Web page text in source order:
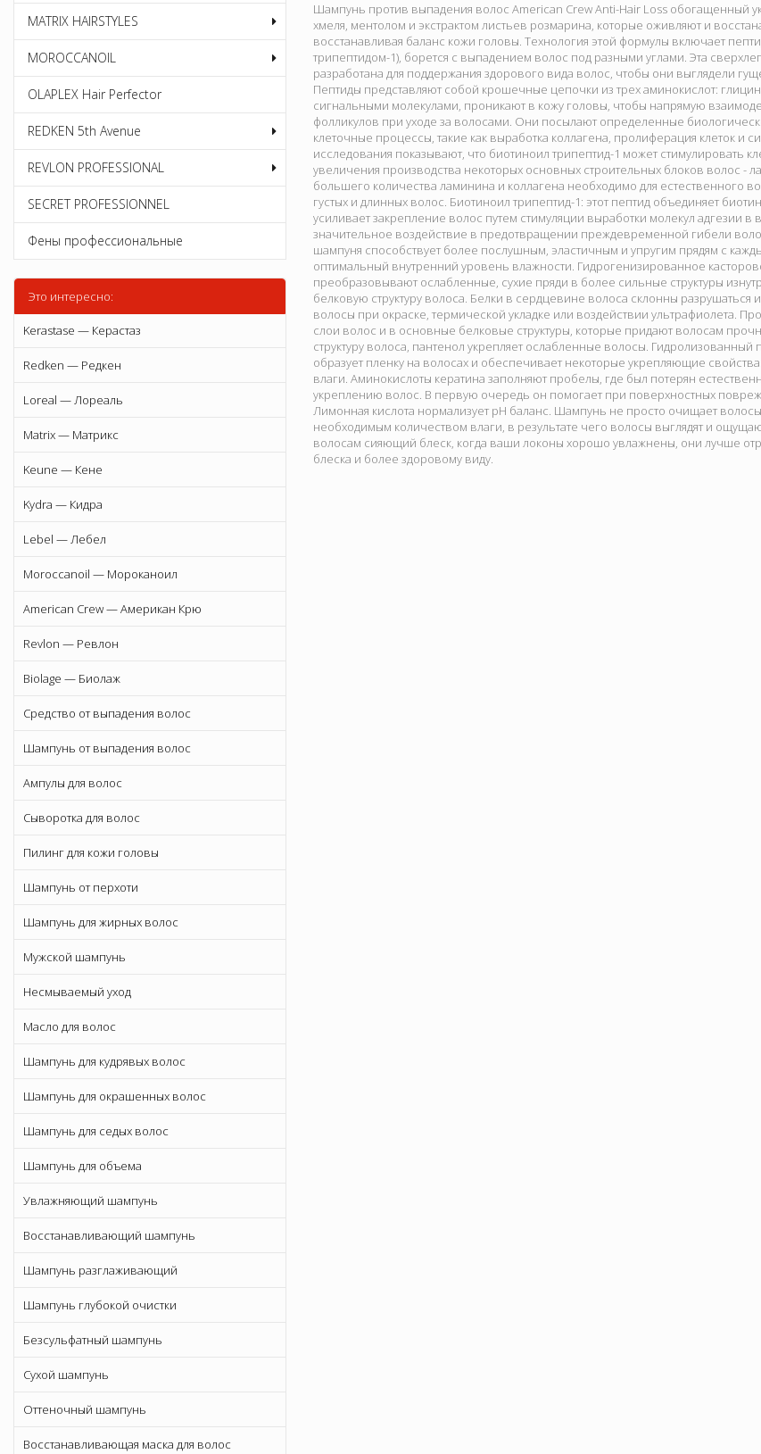
MATRIX HAIRSTYLES
MOROCCANOIL
OLAPLEX Hair Perfector
REDKEN 5th Avenue
REVLON PROFESSIONAL
SECRET PROFESSIONNEL
Фены профессиональные
Это интересно:
Kerastase — Керастаз
Redken — Редкен
Loreal — Лореаль
Matrix — Матрикс
Keune — Кене
Kydra — Кидра
Lebel — Лебел
Moroccanoil — Мороканоил
American Crew — Американ Крю
Revlon — Ревлон
Biolage — Биолаж
Средство от выпадения волос
Шампунь от выпадения волос
Ампулы для волос
Сыворотка для волос
Пилинг для кожи головы
Шампунь от перхоти
Шампунь для жирных волос
Мужской шампунь
Несмываемый уход
Масло для волос
Шампунь для кудрявых волос
Шампунь для окрашенных волос
Шампунь для седых волос
Шампунь для объема
Увлажняющий шампунь
Восстанавливающий шампунь
Шампунь разглаживающий
Шампунь глубокой очистки
Безсульфатный шампунь
Сухой шампунь
Оттеночный шампунь
Восстанавливающая маска для волос
Шампунь против выпадения волос American Crew Anti-Hair Loss обогащенный
хмеля, ментолом и экстрактом листьев розмарина, которые оживляют и
восстанавливая баланс кожи головы. Технология этой формулы включает
трипептидом-1), борется с выпадением волос под разными углами. Эта
разработана для поддержания здорового вида волос, чтобы они выглядели
Пептиды представляют собой крошечные цепочки из трех аминокислот:
сигнальными молекулами, проникают в кожу головы, чтобы напрямую
фолликулов при уходе за волосами. Они посылают определенные
клеточные процессы, такие как выработка коллагена, пролиферация клеток и
исследования показывают, что биотиноил трипептид-1 может стимулировать
увеличения производства некоторых основных строительных блоков волос -
большего количества ламинина и коллагена необходимо для естественного
густых и длинных волос. Биотиноил трипептид-1: этот пептид объединяет
усиливает закрепление волос путем стимуляции выработки молекул адгезии
значительное воздействие в предотвращении преждевременной гибели
шампуня способствует более послушным, эластичным и упругим прядям с
оптимальный внутренний уровень влажности. Гидрогенизированное
преобразовывают ослабленные, сухие пряди в более сильные структуры
белковую структуру волоса. Белки в сердцевине волоса склонны разрушаться
волосы при окраске, термической укладке или воздействии ультрафиолета.
слои волос и в основные белковые структуры, которые придают волосам
структуру волоса, пантенол укрепляет ослабленные волосы.
образует пленку на волосах и обеспечивает некоторые укрепляющие
влаги. Аминокислоты кератина заполняют пробелы, где был потерян
укреплению волос. В первую очередь он помогает при поверхностных
Лимонная кислота нормализует pH баланс. Шампунь не просто очищает
необходимым количеством влаги, в результате чего волосы выглядят и
волосам сияющий блеск, когда ваши локоны хорошо увлажнены, они лучше
блеска и более здоровому виду.